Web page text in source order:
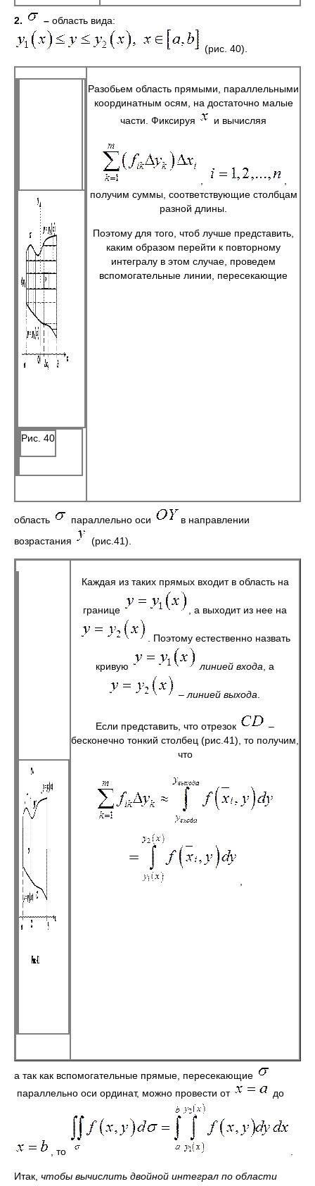
2. – область вида:
(рис. 40).
Рис. 40
Разобьем область прямыми, параллельными
координатным осям, на достаточно малые
части. Фиксируя
и вычисляя
получим суммы, соответствующие столбцам
разной длины.
Поэтому для того, чтоб лучше представить,
каким образом перейти к повторному
интегралу в этом случае, проведем
вспомогательные линии, пересекающие
область параллельно оси
в направлении
возрастания
(рис.41).
Каждая из таких прямых входит в область на
границе , а выходит из нее на
. Поэтому естественно назвать
кривую линией входа , а
– линией выхода
Если представить, что отрезок
–
бесконечно тонкий столбец (рис.41), то получим,
что
а так как вспомогательные прямые, пересекающие
параллельно оси ординат, можно провести от
до
, то
Итак, чтобы вычислить двойной интеграл по области